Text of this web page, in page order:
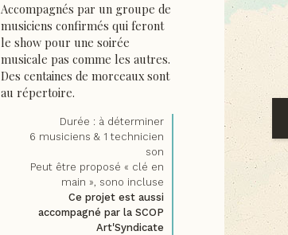
Accompagnés par un groupe de
musiciens confirmés qui feront
le show pour une soirée
musicale pas comme les autres.
Des centaines de morceaux sont
au répertoire.
Durée : à déterminer
6 musiciens & 1 technicien
son
Peut être proposé « clé en
main », sono incluse
Ce projet est aussi
accompagné par la SCOP
Art'Syndicate